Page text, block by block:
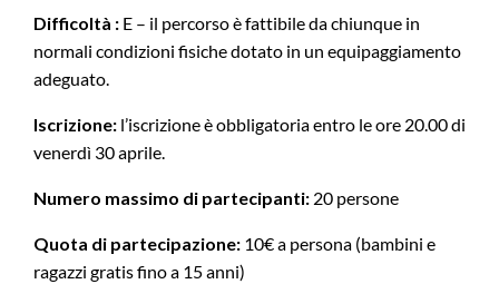
Difficoltà : E – il percorso è fattibile da chiunque in
normali condizioni fisiche dotato in un equipaggiamento
adeguato.
Iscrizione: l’iscrizione è obbligatoria entro le ore 20.00 di
venerdì 30 aprile.
Numero massimo di partecipanti: 20 persone
Quota di partecipazione: 10€ a persona (bambini e
ragazzi gratis fino a 15 anni)